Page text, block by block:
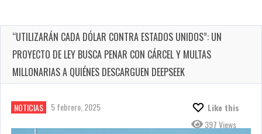
“UTILIZARÁN CADA DÓLAR CONTRA ESTADOS UNIDOS”: UN
PROYECTO DE LEY BUSCA PENAR CON CÁRCEL Y MULTAS
MILLONARIAS A QUIÉNES DESCARGUEN DEEPSEEK
NOTICIAS 5 febrero, 2025
Like this
397 Views